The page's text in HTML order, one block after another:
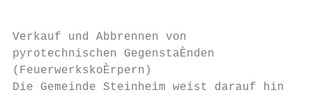
Verkauf und Abbrennen von
pyrotechnischen GegenstaÈnden
(FeuerwerkskoÈrpern)
Die Gemeinde Steinheim weist darauf